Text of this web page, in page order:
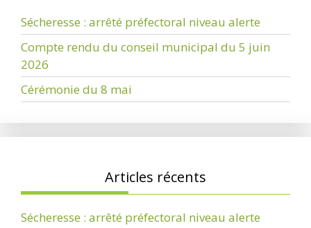
Sécheresse : arrêté préfectoral niveau alerte
Compte rendu du conseil municipal du 5 juin
2026
Cérémonie du 8 mai
Articles récents
Sécheresse : arrêté préfectoral niveau alerte